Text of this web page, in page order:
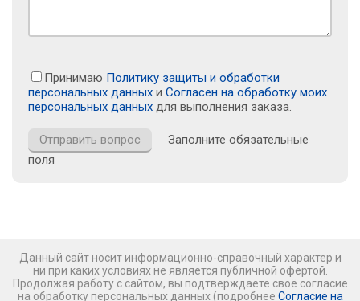
Принимаю Политику защиты и обработки
персональных данных и Согласен на обработку моих
персональных данных для выполнения заказа.
Заполните обязательные
поля
Данный сайт носит информационно-справочный характер и
ни при каких условиях не является публичной офертой.
Продолжая работу с сайтом, вы подтверждаете своё согласие
на обработку персональных данных (подробнее Согласие на